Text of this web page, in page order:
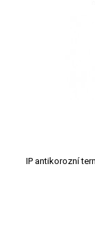
IP antikorozní